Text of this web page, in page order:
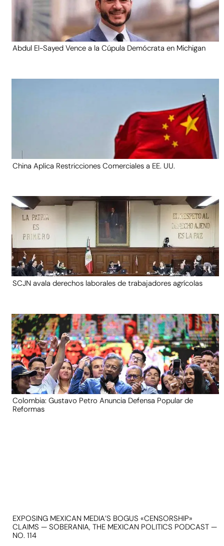
Abdul El-Sayed Vence a la Cúpula Demócrata en Michigan
China Aplica Restricciones Comerciales a EE. UU.
SCJN avala derechos laborales de trabajadores agrícolas
Colombia: Gustavo Petro Anuncia Defensa Popular de
Reformas
EXPOSING MEXICAN MEDIA’S BOGUS «CENSORSHIP»
CLAIMS — SOBERANIA, THE MEXICAN POLITICS PODCAST —
NO. 114